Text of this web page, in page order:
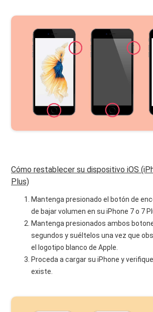
Cómo restablecer su dispositivo iOS
Plus)
Mantenga presionado el botón de
de bajar volumen en su iPhone 7 o 7
Mantenga presionados ambos
segundos y suéltelos una vez que
el logotipo blanco de Apple.
Proceda a cargar su iPhone y
existe.